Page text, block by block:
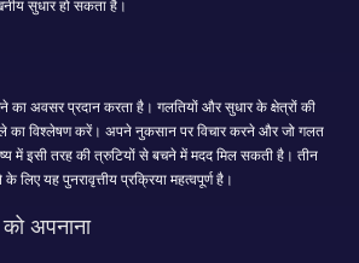
में उल्लेखनीय सुधार हो सकता है।
अवसर प्रदान करता है। गलतियों और सुधार के क्षेत्रों की
का विश्लेषण करें। अपने नुकसान पर विचार करने और जो गलत
हासिल करने के लिए यह पुनरावृत्तीय प्रक्रिया महत्वपूर्ण है।
अपनाना